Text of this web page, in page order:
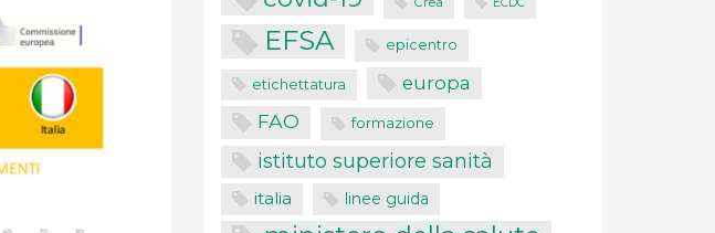
EFSA epicentro
etichettatura europa
FAO formazione
istituto superiore sanità
italia linee guida